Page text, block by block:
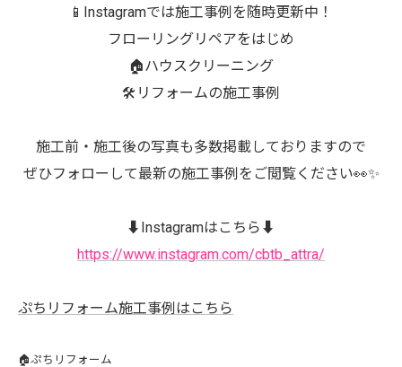
📱Instagramでは施工事例を随時更新中！
フローリングリペアをはじめ
🏠ハウスクリーニング
🛠️リフォームの施工事例
施工前・施工後の写真も多数掲載しておりますので
ぜひフォローして最新の施工事例をご閲覧ください👀✨
⬇️Instagramはこちら⬇️
https://www.instagram.com/cbtb_attra/
ぷちリフォーム施工事例はこちら
🏠ぷちリフォーム